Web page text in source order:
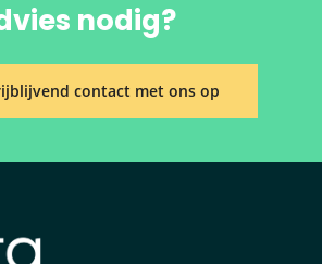
nodig?
contact met ons op